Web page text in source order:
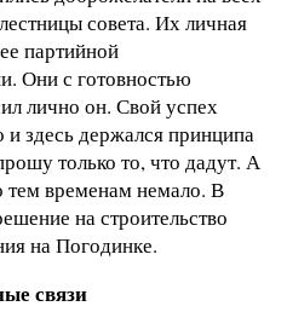
совета. Их личная
партийной
Они с готовностью
лично он. Свой успех
и здесь держался принципа
только то, что дадут. А
тем временам немало. В
на строительство
на Погодинке.
связи